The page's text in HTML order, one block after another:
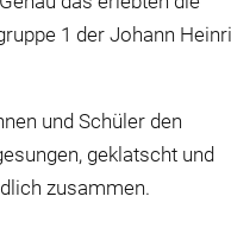
1 der Johann
und Schüler den
geklatscht und
zusammen.